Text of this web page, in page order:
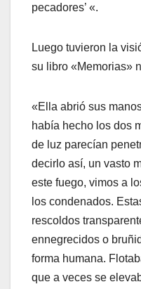
pecadores’ «.
Luego tuvieron la
su libro «Memorias»
«Ella abrió sus
había hecho los dos
de luz parecían
decirlo así, un vasto
este fuego, vimos a
los condenados.
rescoldos
ennegrecidos o
forma humana.
que a veces se